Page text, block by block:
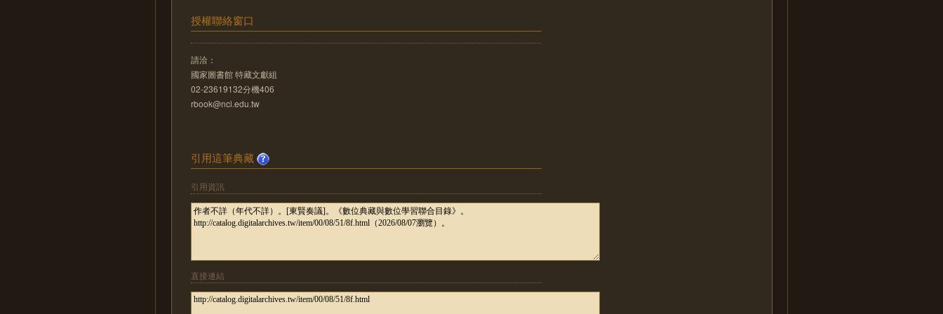
授權聯絡窗口
請洽：
國家圖書館 特藏文獻組
02-23619132分機406
rbook@ncl.edu.tw
引用這筆典藏
引用資訊
直接連結